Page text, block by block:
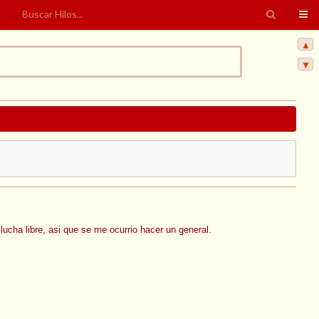
libre, asi que se me ocurrio hacer un general.
▲
▼